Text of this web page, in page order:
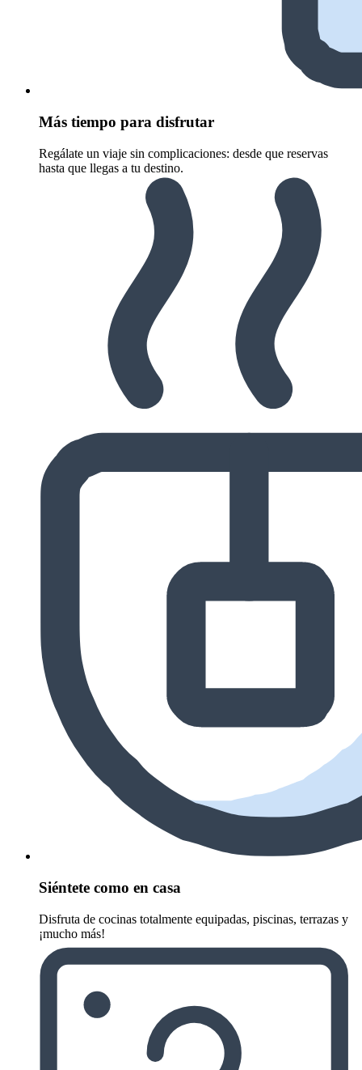
Más tiempo para disfrutar
Regálate un viaje sin complicaciones: desde que reservas
hasta que llegas a tu destino.
Siéntete como en casa
Disfruta de cocinas totalmente equipadas, piscinas, terrazas y
¡mucho más!